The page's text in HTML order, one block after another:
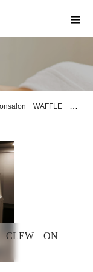
CLEW ON FLEEK
CLEW ON